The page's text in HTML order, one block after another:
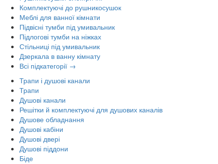
Комплектуючі до рушникосушок
Меблі для ванної кімнати
Підвісні тумби під умивальник
Підлогові тумби на ніжках
Стільниці під умивальник
Дзеркала в ванну кімнату
Всі підкатегорії →
Трапи і душові канали
Трапи
Душові канали
Решітки й комплектуючі для душових каналів
Душове обладнання
Душові кабіни
Душові двері
Душові піддони
Біде